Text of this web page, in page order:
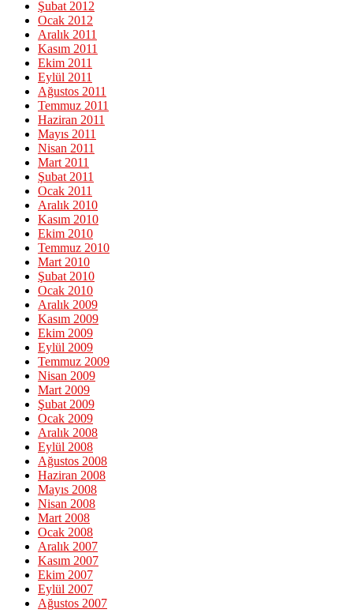
Şubat 2012
Ocak 2012
Aralık 2011
Kasım 2011
Ekim 2011
Eylül 2011
Ağustos 2011
Temmuz 2011
Haziran 2011
Mayıs 2011
Nisan 2011
Mart 2011
Şubat 2011
Ocak 2011
Aralık 2010
Kasım 2010
Ekim 2010
Temmuz 2010
Mart 2010
Şubat 2010
Ocak 2010
Aralık 2009
Kasım 2009
Ekim 2009
Eylül 2009
Temmuz 2009
Nisan 2009
Mart 2009
Şubat 2009
Ocak 2009
Aralık 2008
Eylül 2008
Ağustos 2008
Haziran 2008
Mayıs 2008
Nisan 2008
Mart 2008
Ocak 2008
Aralık 2007
Kasım 2007
Ekim 2007
Eylül 2007
Ağustos 2007